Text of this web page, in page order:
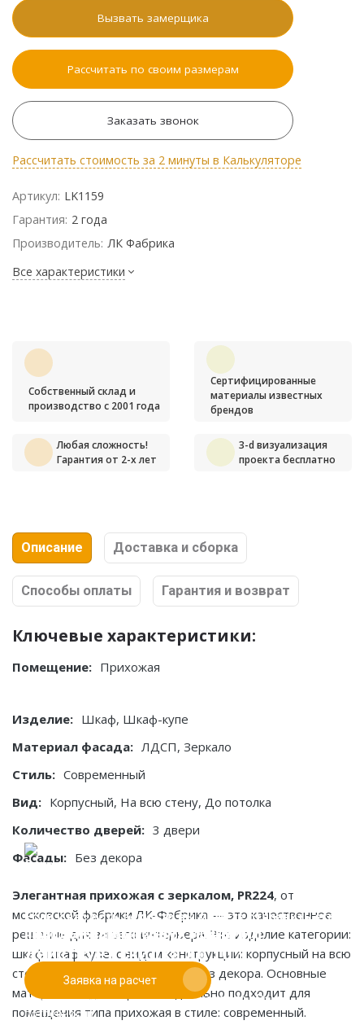
Вызвать замерщика
Рассчитать по своим размерам
Заказать звонок
Рассчитать стоимость за 2 минуты в Калькуляторе
Артикул: LK1159
Гарантия: 2 года
Производитель: ЛК Фабрика
Все характеристики
Собственный склад и
производство с 2001 года
Сертифицированные
материалы известных
брендов
Любая сложность!
Гарантия от 2-х лет
3-d визуализация
проекта бесплатно
Описание Доставка и сборка
Способы оплаты Гарантия и возврат
Ключевые характеристики:
Помещение: Прихожая
Изделие: Шкаф, Шкаф-купе
Материал фасада: ЛДСП, Зеркало
Стиль: Современный
Вид: Корпусный, На всю стену, До потолка
Количество дверей: 3 двери
Фасады: Без декора
Элегантная прихожая с зеркалом, PR224, от
московской фабрики ЛК-Фабрика — это качественное
решение для вашего интерьера. Это изделие категории:
шкаф шкаф-купе, с видом конструкции: корпусный на всю
стену до потолка, и фасадами: без декора. Основные
материалы: лдсп зеркало. Идеально подходит для
помещения типа прихожая в стиле: современный.
Если у вас есть эскиз то вы можете отправить его
нам для предварительной оценки
Заявка на расчет
При заказе от двух изделий
действует скидка до 10%
Работаем только по индивидуальным проектам.
Адаптируем лучшие идеи дизайнеров под Ваши
потребности.